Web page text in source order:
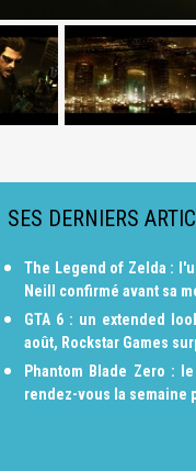
SES DERNIERS
The Legend of Zelda :
Neill confirmé avant sa
GTA 6 : un extended
août, Rockstar Games
Phantom Blade Zero :
rendez-vous la semaine